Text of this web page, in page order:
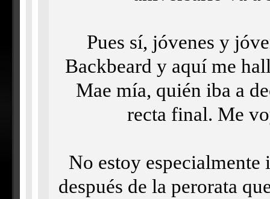
Pues sí, jóvenes y
Backbeard y aquí me
Mae mía, quién iba a
recta final. Me
No estoy
después de la perorata